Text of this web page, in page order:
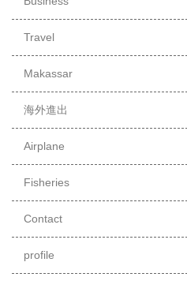
Travel
Makassar
海外進出
Airplane
Fisheries
Contact
profile